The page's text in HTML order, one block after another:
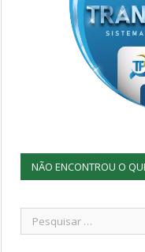
NÃO ENCONTROU O